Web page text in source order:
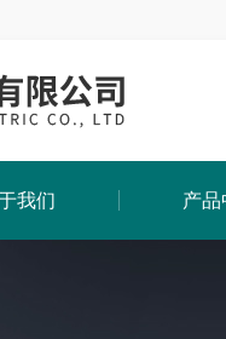
我们 产品